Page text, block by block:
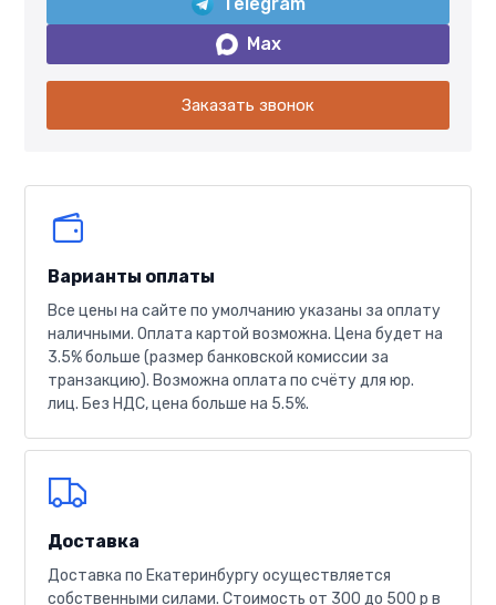
Max
Заказать звонок
Варианты оплаты
Все цены на сайте по умолчанию указаны за оплату
наличными. Оплата картой возможна. Цена будет на
3.5% больше (размер банковской комиссии за
транзакцию). Возможна оплата по счёту для юр.
лиц. Без НДС, цена больше на 5.5%.
Доставка
Доставка по Екатеринбургу осуществляется
собственными силами. Стоимость от 300 до 500 р в